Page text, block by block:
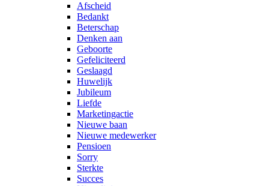
Afscheid
Bedankt
Beterschap
Denken aan
Geboorte
Gefeliciteerd
Geslaagd
Huwelijk
Jubileum
Liefde
Marketingactie
Nieuwe baan
Nieuwe medewerker
Pensioen
Sorry
Sterkte
Succes